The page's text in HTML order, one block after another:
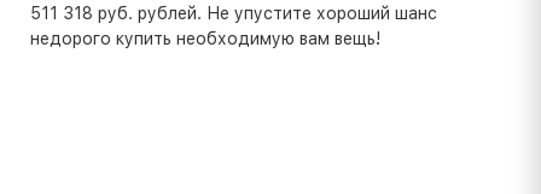
511 318 руб. рублей. Не упустите хороший шанс
недорого купить необходимую вам вещь!